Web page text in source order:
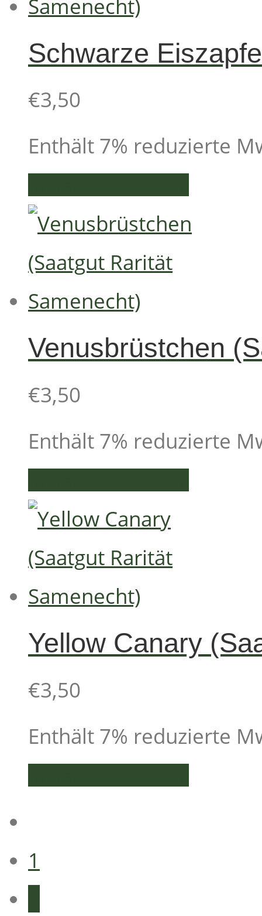
Schwarze
€3,50
Enthält 7% reduzierte
Venusbrüstchen
€3,50
Enthält 7% reduzierte
Yellow Canary
€3,50
Enthält 7% reduzierte
1